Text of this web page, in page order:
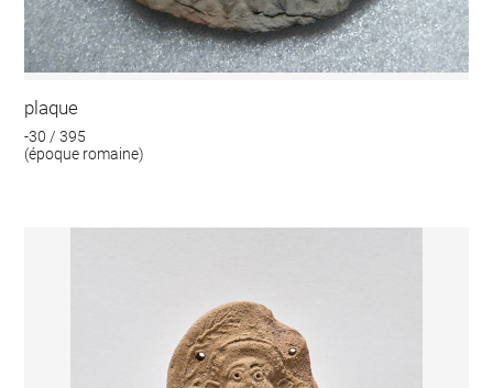
plaque
-30 / 395
(époque romaine)